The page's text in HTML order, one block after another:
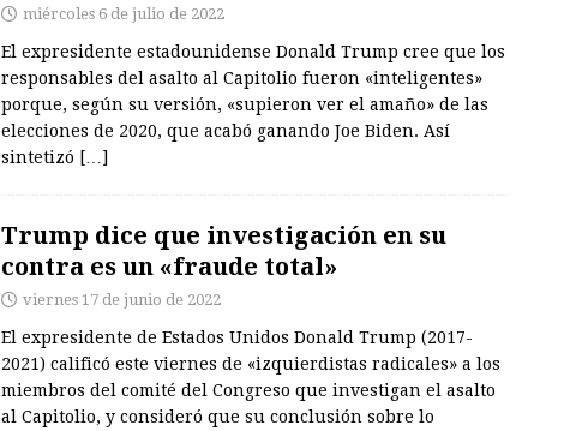
miércoles 6 de julio de 2022
El expresidente estadounidense Donald Trump cree que los
responsables del asalto al Capitolio fueron «inteligentes»
porque, según su versión, «supieron ver el amaño» de las
elecciones de 2020, que acabó ganando Joe Biden. Así
sintetizó […]
Trump dice que investigación en su
contra es un «fraude total»
viernes 17 de junio de 2022
El expresidente de Estados Unidos Donald Trump (2017-
2021) calificó este viernes de «izquierdistas radicales» a los
miembros del comité del Congreso que investigan el asalto
al Capitolio, y consideró que su conclusión sobre lo